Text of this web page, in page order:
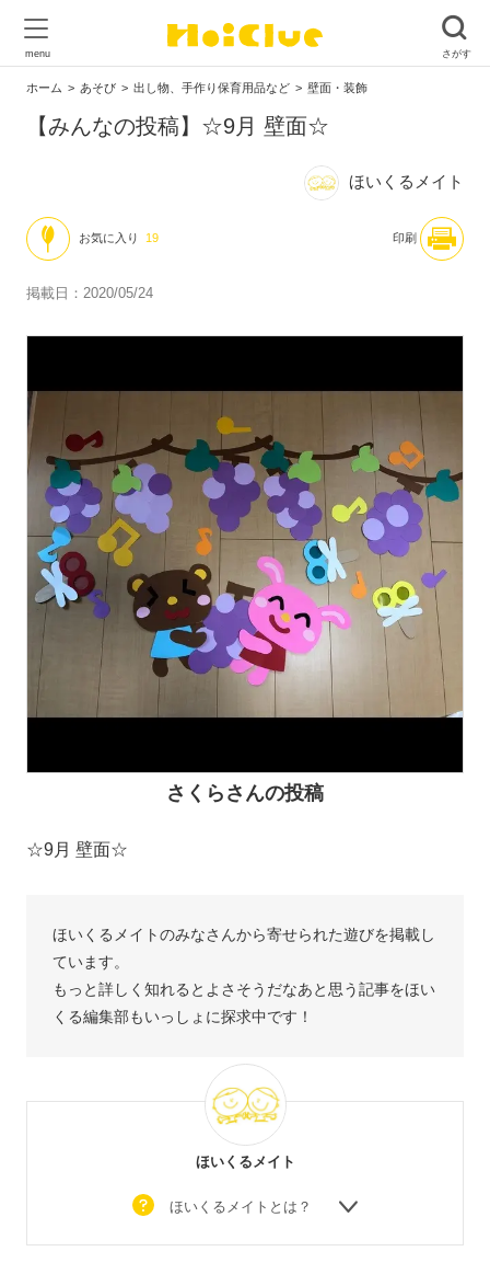
ホーム あそび 出し物、手作り保育用品など 壁面・装飾
【みんなの投稿】☆9月 壁面☆
ほいくるメイト
お気に入り 19 印刷
掲載日：2020/05/24
さくらさんの投稿
☆9月 壁面☆
ほいくるメイトのみなさんから寄せられた遊びを掲載し
ています。
もっと詳しく知れるとよさそうだなあと思う記事をほい
くる編集部もいっしょに探求中です！
ほいくるメイト
ほいくるメイトとは？